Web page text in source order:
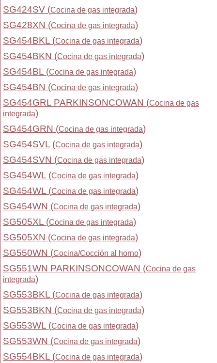
SG424SV (Cocina de gas integrada)
SG428XN (Cocina de gas integrada)
SG454BKL (Cocina de gas integrada)
SG454BKN (Cocina de gas integrada)
SG454BL (Cocina de gas integrada)
SG454BN (Cocina de gas integrada)
SG454GRL PARKINSONCOWAN (Cocina de gas
integrada)
SG454GRN (Cocina de gas integrada)
SG454SVL (Cocina de gas integrada)
SG454SVN (Cocina de gas integrada)
SG454WL (Cocina de gas integrada)
SG454WL (Cocina de gas integrada)
SG454WN (Cocina de gas integrada)
SG505XL (Cocina de gas integrada)
SG505XN (Cocina de gas integrada)
SG550WN (Cocina/Cocción al horno)
SG551WN PARKINSONCOWAN (Cocina de gas
integrada)
SG553BKL (Cocina de gas integrada)
SG553BKN (Cocina de gas integrada)
SG553WL (Cocina de gas integrada)
SG553WN (Cocina de gas integrada)
SG554BKL (Cocina de gas integrada)